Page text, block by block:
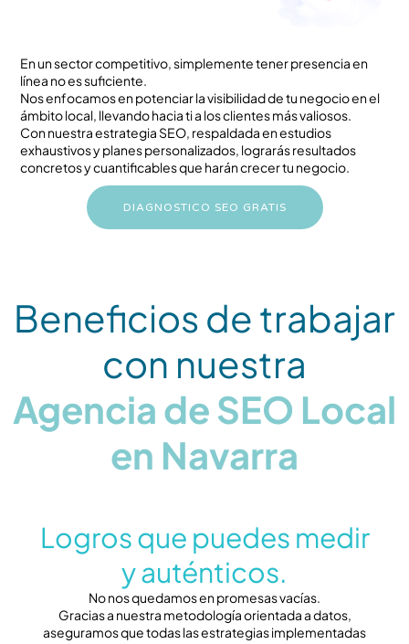
En un sector competitivo, simplemente tener presencia en
línea no es suficiente.
Nos enfocamos en potenciar la visibilidad de tu negocio en el
ámbito local, llevando hacia ti a los clientes más valiosos.
Con nuestra estrategia SEO, respaldada en estudios
exhaustivos y planes personalizados, lograrás resultados
concretos y cuantificables que harán crecer tu negocio.
DIAGNOSTICO SEO GRATIS
Beneficios de trabajar
con nuestra
Agencia de SEO Local
en Navarra
Logros que puedes medir
y auténticos.
No nos quedamos en promesas vacías.
Gracias a nuestra metodología orientada a datos,
aseguramos que todas las estrategias implementadas